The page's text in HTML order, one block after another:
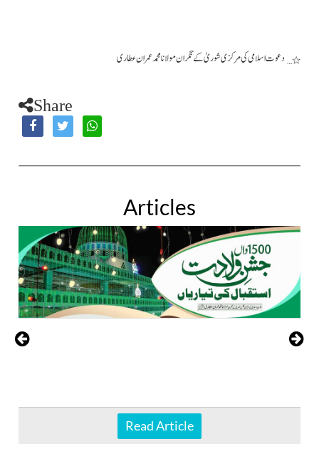
٭…دعوت اسلامی کی مرکزی شوریٰ کے نگران مولانا محمد عمران عطاری
Share
Articles
Read Article